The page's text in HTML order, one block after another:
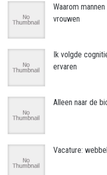
Waarom
vrouwen
Ik volgde
ervaren
Alleen naar de
Vacature: